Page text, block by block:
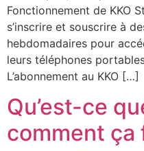
Fonctionnement de KKO
s’inscrire et souscrire à
hebdomadaires pour
leurs téléphones
L’abonnement au KKO […]
Qu’est-ce
comment ça